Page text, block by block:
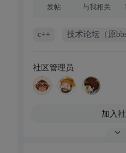
发帖 与我相关
c++ 技术论坛（原bbs
社区管理员
加入